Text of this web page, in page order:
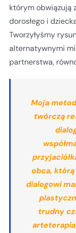
którym obwiązują
dorosłego i
Tworzyłyśmy
alternatywnymi
partnerstwa,
Moja
twórczą
obca,
dialogowi
trudny